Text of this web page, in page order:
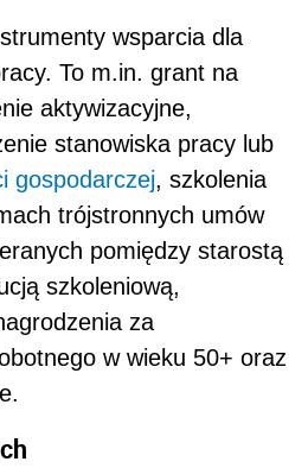
wsparcia dla
To m.in. grant na
aktywizacyjne,
stanowiska pracy lub
gospodarczej, szkolenia
trójstronnych umów
pomiędzy starostą
szkoleniową,
za
w wieku 50+ oraz